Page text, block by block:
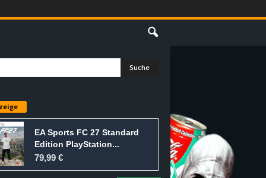
EA Sports FC 27 Standard
Edition PlayStation...
79,99 €